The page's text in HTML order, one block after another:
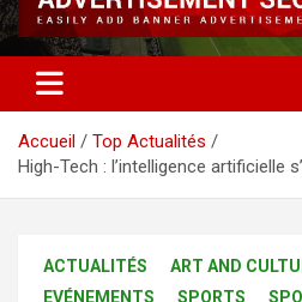
Accueil
Top Actualités
High-Tech : l’intelligence artificielle
ACTUALITÉS ART AND
EVÉNEMENTS
SPORTS